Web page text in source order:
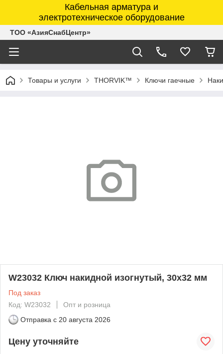
Кабельная арматура и
электротехническое оборудование
ТОО «АзияСнабЦентр»
Товары и услуги THORVIK™ Ключи гаечные
W23032 Ключ накидной изогнутый, 30x32 мм
Под заказ
Код: W23032
Опт и розница
Отправка с 20 августа 2026
Цену уточняйте